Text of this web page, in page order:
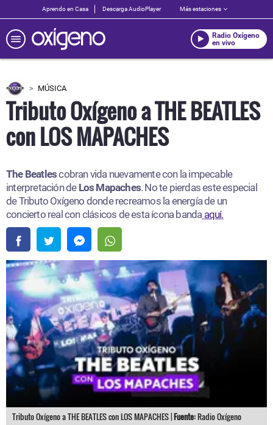
Aprendo en Casa Descarga AudioPlayer Más estaciones
Radio Oxígeno
en vivo
MÚSICA
Tributo Oxígeno a THE BEATLES
con LOS MAPACHES
The Beatlescobran vida nuevamente con la impecable
interpretación de Los Mapaches. No te pierdas este especial
de Tributo Oxígeno donde recreamos la energía de un
concierto real con clásicos de esta ícona banda aquí.
Tributo Oxígeno a THE BEATLES con LOS MAPACHES |Fuente:Radio Oxígeno